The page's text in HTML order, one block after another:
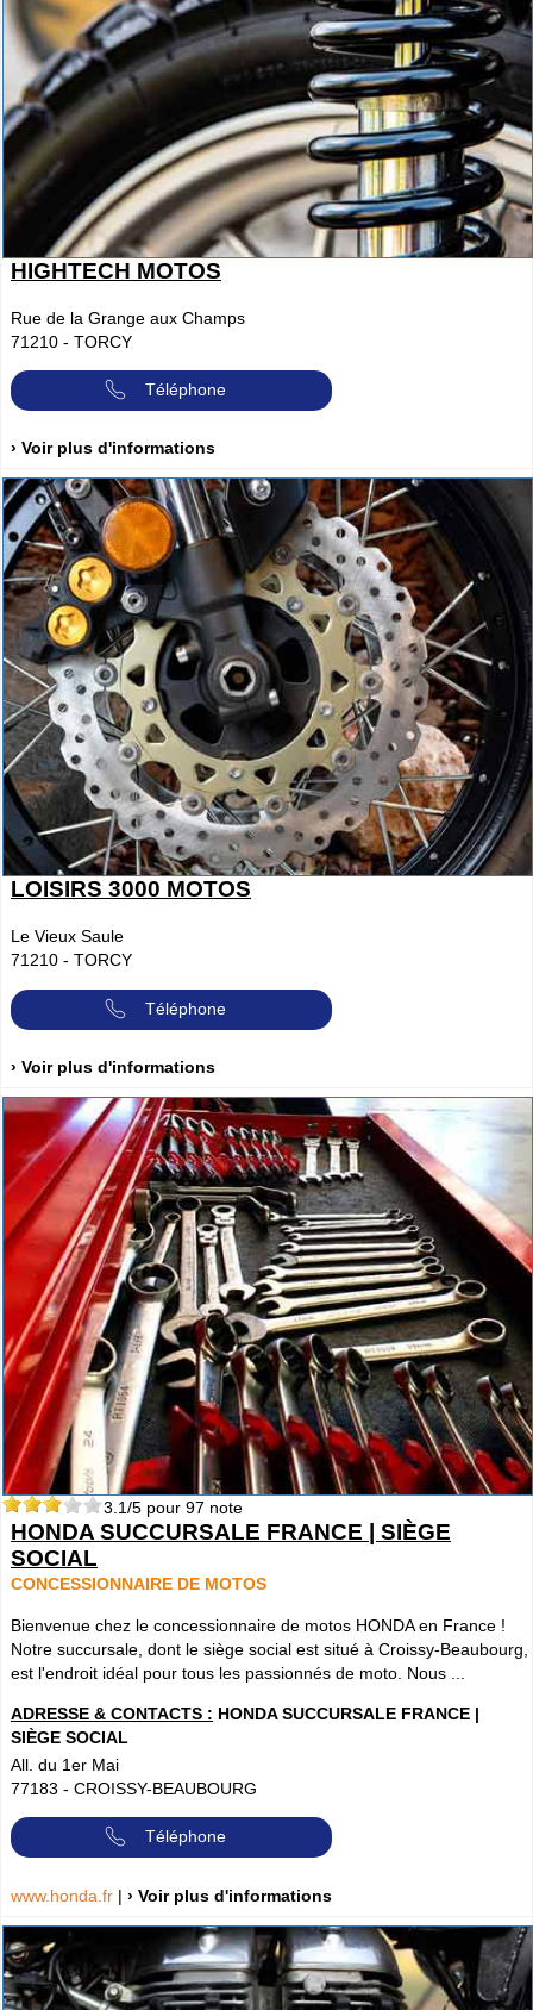
HIGHTECH MOTOS
Rue de la Grange aux Champs
71210 - TORCY
Téléphone
› Voir plus d'informations
LOISIRS 3000 MOTOS
Le Vieux Saule
71210 - TORCY
Téléphone
› Voir plus d'informations
3.1/5 pour 97 note
HONDA SUCCURSALE FRANCE | SIÈGE
SOCIAL
CONCESSIONNAIRE DE MOTOS
Bienvenue chez le concessionnaire de motos HONDA en France !
Notre succursale, dont le siège social est situé à Croissy-Beaubourg,
est l'endroit idéal pour tous les passionnés de moto. Nous ...
ADRESSE & CONTACTS : HONDA SUCCURSALE FRANCE |
SIÈGE SOCIAL
All. du 1er Mai
77183 - CROISSY-BEAUBOURG
Téléphone
www.honda.fr | › Voir plus d'informations